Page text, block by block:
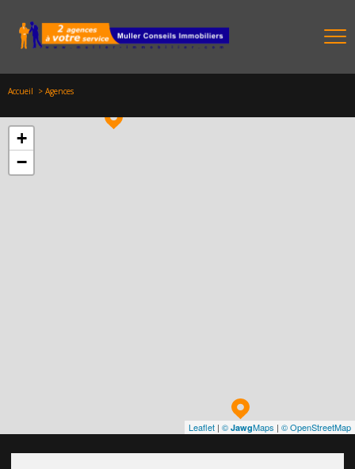
Accueil Agences
+
−
Leaflet | © JawgMaps | © OpenStreetMap